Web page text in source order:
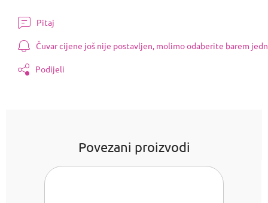
Pitaj
Čuvar cijene još nije postavljen, molimo odaberite barem
Podijeli
Povezani proizvodi